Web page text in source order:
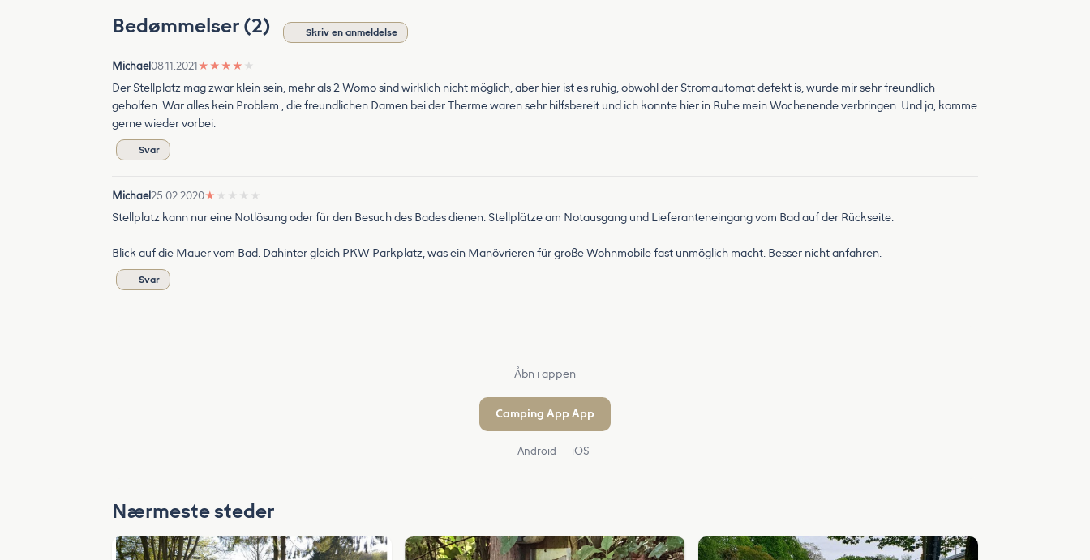
Bedømmelser (2) Skriv en anmeldelse
Michael08.11.2021 ★ ★ ★ ★ ★
Der Stellplatz mag zwar klein sein, mehr als 2 Womo sind wirklich nicht möglich, aber hier ist es ruhig, obwohl der Stromautomat defekt is, wurde mir sehr freundlich
geholfen. War alles kein Problem , die freundlichen Damen bei der Therme waren sehr hilfsbereit und ich konnte hier in Ruhe mein Wochenende verbringen. Und ja, komme
gerne wieder vorbei.
Svar
Michael25.02.2020★ ★ ★ ★ ★
Stellplatz kann nur eine Notlösung oder für den Besuch des Bades dienen. Stellplätze am Notausgang und Lieferanteneingang vom Bad auf der Rückseite.
Blick auf die Mauer vom Bad. Dahinter gleich PKW Parkplatz, was ein Manövrieren für große Wohnmobile fast unmöglich macht. Besser nicht anfahren.
Svar
Åbn i appen
Camping App App
Android iOS
Nærmeste steder